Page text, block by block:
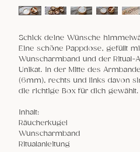
Schick deine Wünsche
Eine schöne Pappdose, gefüllt
Wunscharmband und der Ritual-
Unikat. In der Mitte des
(6mm), rechts und links davon
die richtige Box für dich gewählt.
Inhalt:
Räucherkugel
Wunscharmband
Ritualanleitung